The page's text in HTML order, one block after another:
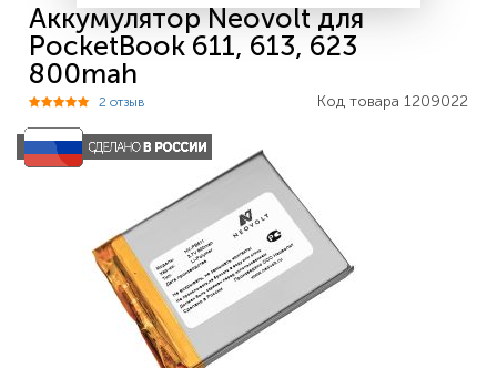
Аккумулятор Neovolt для
PocketBook 611, 613, 623
800mah
Код товара 1209022
2 отзыв